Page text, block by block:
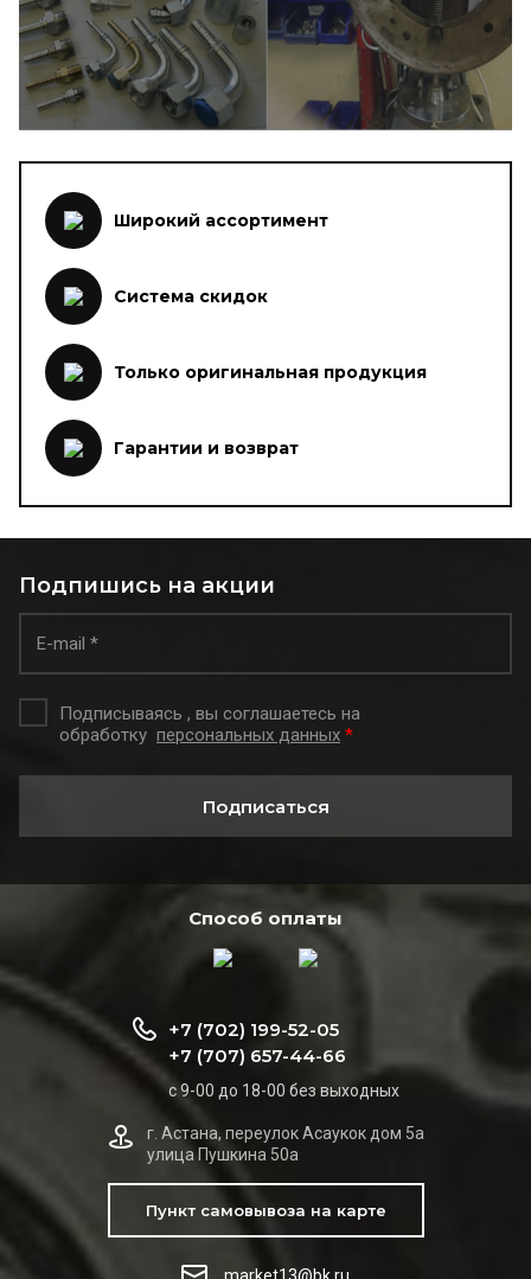
Широкий ассортимент
Система скидок
Только оригинальная продукция
Гарантии и возврат
Подпишись на акции
Подписываясь , вы соглашаетесь на
обработку персональных данных *
Подписаться
Способ оплаты
+7 (702) 199-52-05
+7 (707) 657-44-66
с 9-00 до 18-00 без выходных
г. Астана, переулок Асаукок дом 5а
улица Пушкина 50а
Пункт самовывоза на карте
market13@bk.ru